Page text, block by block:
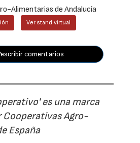
Alimentarias de Andalucía
Ver stand virtual
comentarios
es una marca
Cooperativas Agro-
España